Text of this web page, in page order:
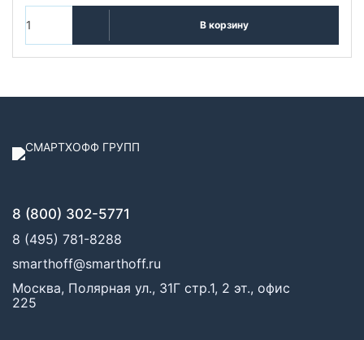
В корзину
8 (800) 302-5771
8 (495) 781-8288
smarthoff@smarthoff.ru
Москва, Полярная ул., 31Г стр.1, 2 эт., офис
225